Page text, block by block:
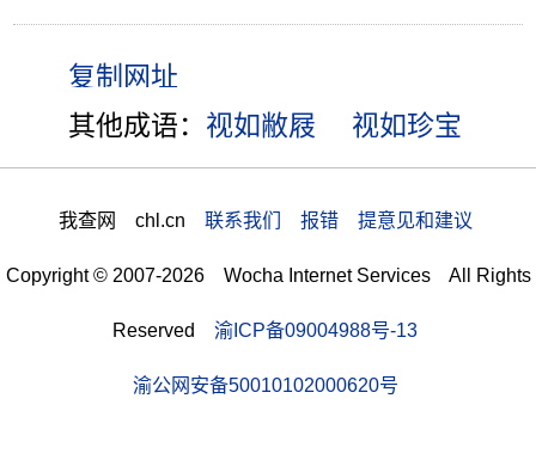
其他成语： 视如敝屐 视如珍宝
我查网 chl.cn 联系我们 报错 提意见和建议
Copyright © 2007-2026 Wocha Internet Services All Rights
Reserved 渝ICP备09004988号-13
渝公网安备50010102000620号